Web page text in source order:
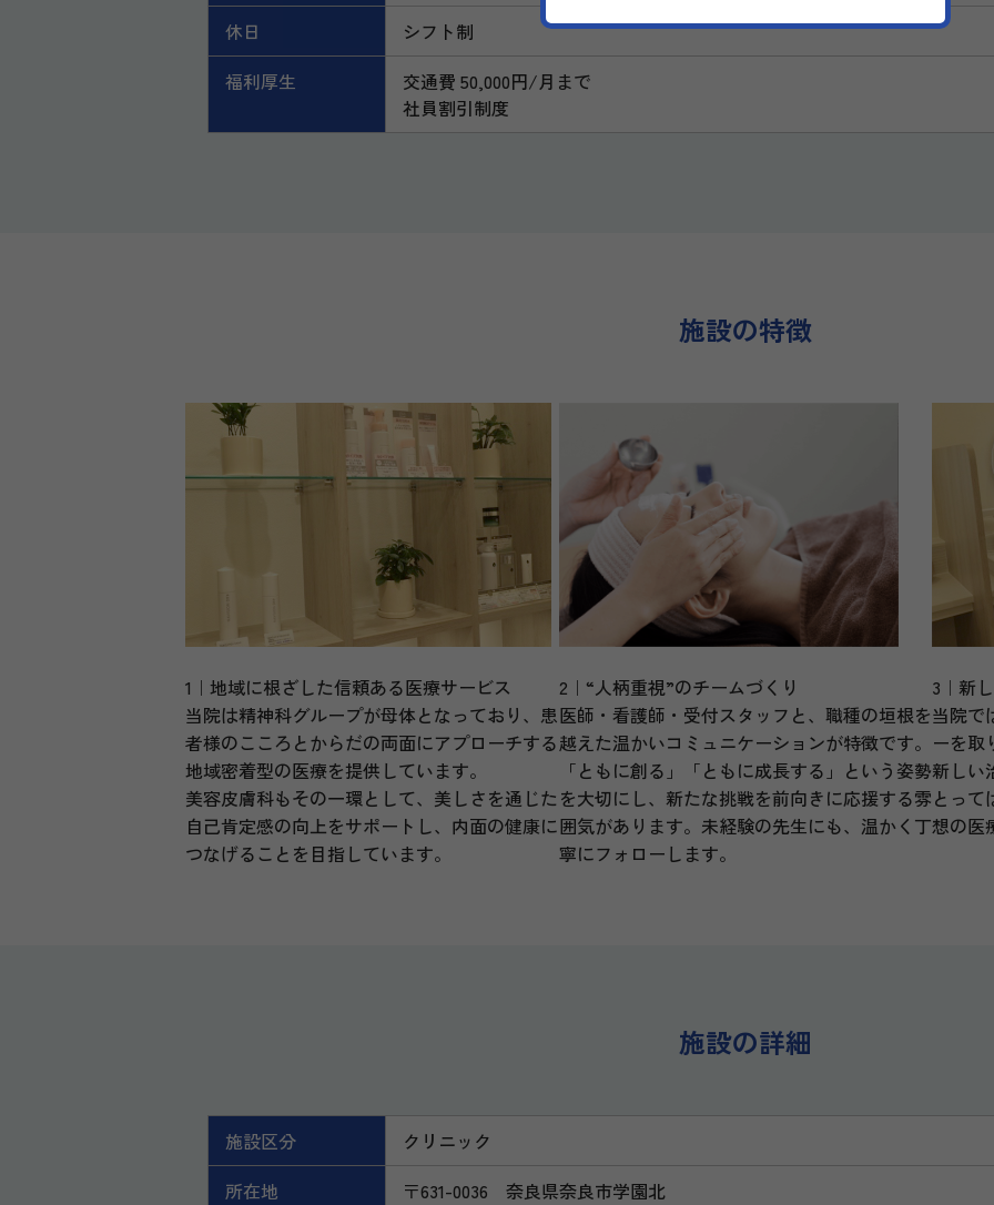
休日
シフト制
福利厚生
交通費 50,000円/月まで
社員割引制度
施設の特徴
1｜地域に根ざした信頼ある医療サービス
当院は精神科グループが母体となっており、患
者様のこころとからだの両面にアプローチする
地域密着型の医療を提供しています。
美容皮膚科もその一環として、美しさを通じた
自己肯定感の向上をサポートし、内面の健康に
つなげることを目指しています。
2｜“人柄重視”のチームづくり
医師・看護師・受付スタッフと、職種の垣根を
越えた温かいコミュニケーションが特徴です。
「ともに創る」「ともに成長する」という姿勢
を大切にし、新たな挑戦を前向きに応援する雰
囲気があります。未経験の先生にも、温かく丁
寧にフォローします。
3｜新
当院で
ーを取
新しい
とって
想の医
施設の詳細
施設区分
クリニック
所在地
〒631-0036 奈良県奈良市学園北